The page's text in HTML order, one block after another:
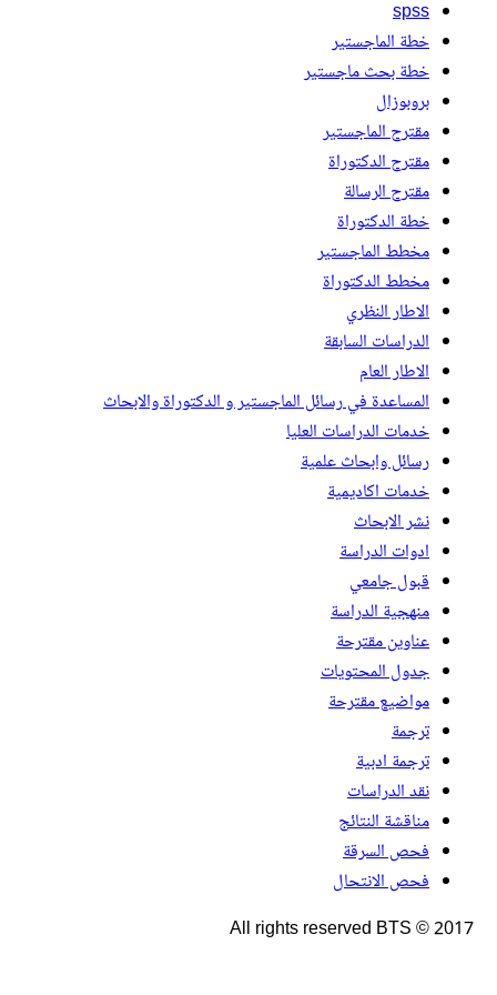
spss
خطة الماجستير
خطة بحث ماجستير
بروبوزال
مقترح الماجستير
مقترح الدكتوراة
مقترح الرسالة
خطة الدكتوراة
مخطط الماجستير
مخطط الدكتوراة
الاطار النظري
الدراسات السابقة
الاطار العام
المساعدة في رسائل الماجستير و الدكتوراة والابحاث
خدمات الدراسات العليا
رسائل وابحاث علمية
خدمات اكاديمية
نشر الابحاث
ادوات الدراسة
قبول جامعي
منهجية الدراسة
عناوين مقترحة
جدول المحتويات
مواضيع مقترحة
ترجمة
ترجمة ادبية
نقد الدراسات
مناقشة النتائج
فحص السرقة
فحص الانتحال
All rights reserved BTS ©